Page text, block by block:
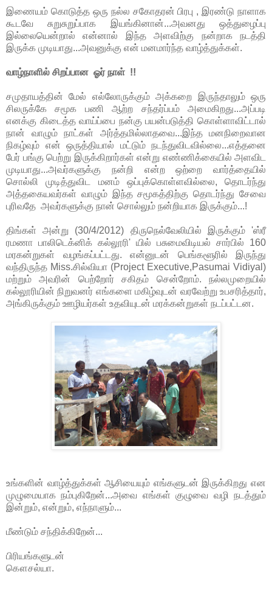
இணையம் கொடுத்த ஒரு நல்ல சகோதரன் பிரபு , இரண்டு நாளாக
கூடவே சுறுசுறுப்பாக இயங்கினான்...அவனது ஒத்துழைப்பு
இல்லையென்றால் என்னால் இந்த அளவிற்கு நன்றாக நடத்தி
இருக்க முடியாது...அவனுக்கு என் மனமார்ந்த வாழ்த்துக்கள்.
வாழ்நாளில் சிறப்பான ஓர் நாள் !!
சமுதாயத்தின் மேல் எல்லோருக்கும் அக்கறை இருந்தாலும் ஒரு
சிலருக்கே சமூக பணி ஆற்ற சந்தர்ப்பம் அமைகிறது...அப்படி
எனக்கு கிடைத்த வாய்ப்பை நன்கு பயன்படுத்தி கொள்ளாவிட்டால்
நான் வாழும் நாட்கள் அர்த்தமில்லாதவை...இந்த மனநிறைவான
நிகழ்வும் என் ஒருத்தியால் மட்டும் நடந்துவிடவில்லை...எத்தனை
பேர் பங்கு பெற்று இருக்கிறார்கள் என்று எண்ணிக்கையில் அளவிட
முடியாது...அவர்களுக்கு நன்றி என்ற ஒற்றை வார்த்தையில்
சொல்லி முடித்துவிட மனம் ஒப்புக்கொள்ளவில்லை, தொடர்ந்து
அத்தகையவர்கள் வாழும் இந்த சமூகத்திற்கு தொடர்ந்து சேவை
புரிவதே அவர்களுக்கு நான் சொல்லும் நன்றியாக இருக்கும்...!
திங்கள் அன்று (30/4/2012) திருநெல்வேலியில் இருக்கும் 'ஸ்ரீ
ரமணா பாலிடெக்னிக் கல்லூரி' யில் பசுமைவிடியல் சார்பில் 160
மரகன்றுகள் வழங்கப்பட்டது. என்னுடன் பெங்களூரில் இருந்து
வந்திருந்த Miss.சில்வியா (Project Executive,Pasumai Vidiyal)
மற்றும் அவரின் பெற்றோர் சகிதம் சென்றோம். நல்லமுறையில்
கல்லூரியின் நிறுவனர் எங்களை மகிழ்வுடன் வரவேற்று உபசரித்தார்,
அங்கிருக்கும் ஊழியர்கள் உதவியுடன் மரக்கன்றுகள் நடப்பட்டன.
உங்களின் வாழ்த்துக்கள் ஆசியையும் எங்களுடன் இருக்கிறது என
முழுமையாக நம்புகிறேன்...அவை எங்கள் குழுவை வழி நடத்தும்
இன்றும், என்றும், எந்நாளும்...
மீண்டும் சந்திக்கிறேன்...
பிரியங்களுடன்
கௌசல்யா.